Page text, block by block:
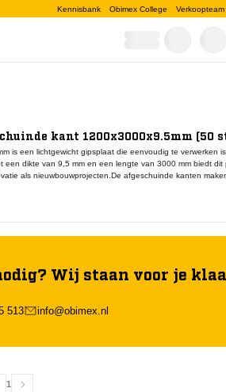
Kennisbank Obimex College Verkoopteam
kant 1200x3000x9.5mm (50
is een lichtgewicht gipsplaat die eenvoudig te verwerken
een dikte van 9,5 mm en een lengte van 3000 mm biedt dit
als nieuwbouwprojecten.De afgeschuinde kanten
Wij staan voor je
513 info@obimex.nl
1